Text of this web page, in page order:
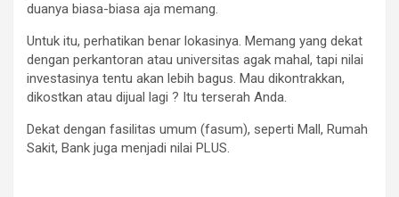
duanya biasa-biasa aja memang.
Untuk itu, perhatikan benar lokasinya. Memang yang dekat
dengan perkantoran atau universitas agak mahal, tapi nilai
investasinya tentu akan lebih bagus. Mau dikontrakkan,
dikostkan atau dijual lagi ? Itu terserah Anda.
Dekat dengan fasilitas umum (fasum), seperti Mall, Rumah
Sakit, Bank juga menjadi nilai PLUS.